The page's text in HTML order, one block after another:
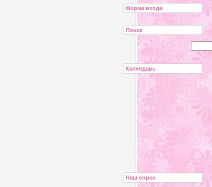
Форма входа
Поиск
Календарь
Наш опрос